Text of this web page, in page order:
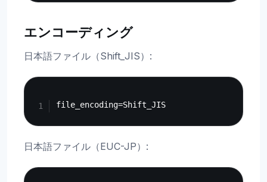
エンコーディング
日本語ファイル（Shift_JIS）:
日本語ファイル（EUC-JP）: